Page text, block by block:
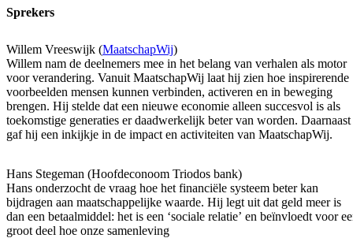
Sprekers
Willem Vreeswijk (MaatschapWij)
Willem nam de deelnemers mee in het belang van verhalen als motor
voor verandering. Vanuit MaatschapWij laat hij zien hoe inspirerende
voorbeelden mensen kunnen verbinden, activeren en in beweging
brengen. Hij stelde dat een nieuwe economie alleen succesvol is als
toekomstige generaties er daadwerkelijk beter van worden. Daarnaast
gaf hij een inkijkje in de impact en activiteiten van MaatschapWij.
Hans Stegeman (Hoofdeconoom Triodos bank)
Hans onderzocht de vraag hoe het financiële systeem beter kan
bijdragen aan maatschappelijke waarde. Hij legt uit dat geld meer is
dan een betaalmiddel: het is een ‘sociale relatie’ en beïnvloedt voor
groot deel hoe onze samenleving